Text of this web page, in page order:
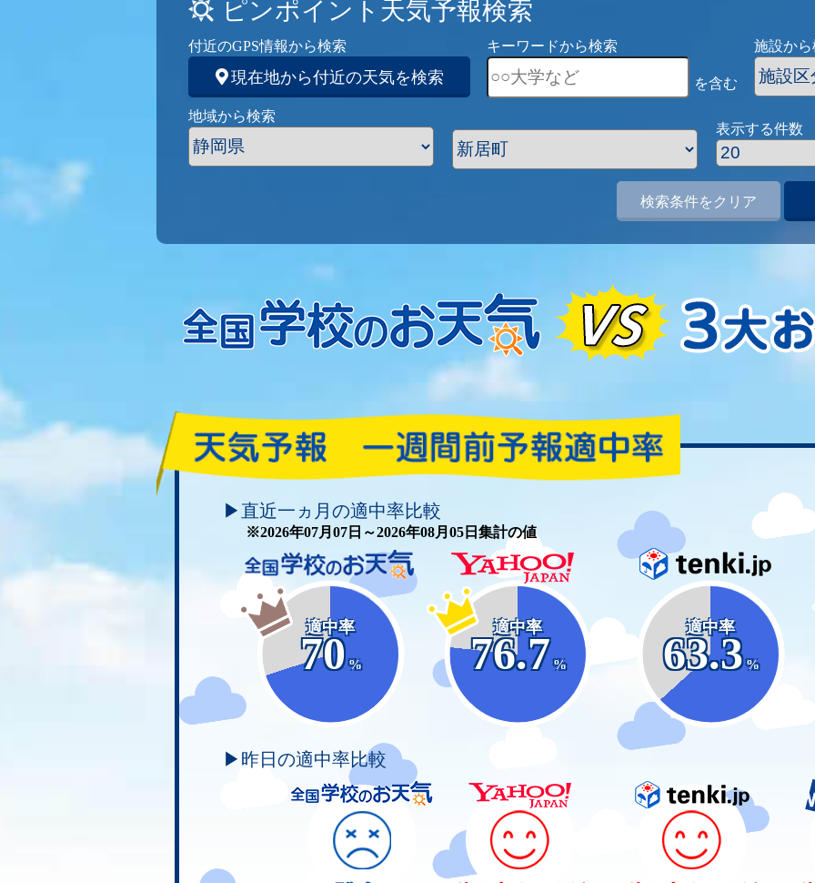
ピンポイント天気予報検索
付近のGPS情報から検索
現在地から付近の天気を検索
キーワードから検索
を含む
施設か
地域から検索
表示する件数
検索条件をクリア
頑張れ！学校のお天気
▶直近一ヵ月の適中率比較
※2026年07月07日～2026年08月05日集計の値
適中率
70
%
適中率
76.7
%
適中率
63.3
%
▶昨日の適中率比較